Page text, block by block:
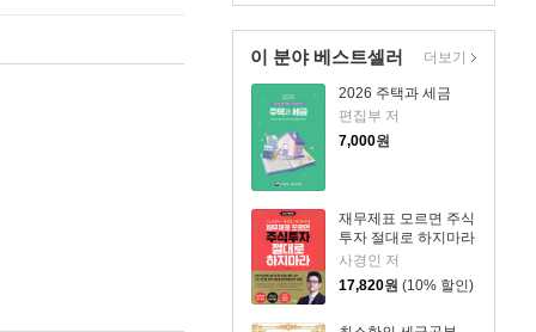
이 분야 베스트셀러
2026 주택과 세금
편집부 저
7,000원
재무제표 모르면 주식
투자 절대로 하지마라
사경인 저
17,820원 (10% 할인)
더보기